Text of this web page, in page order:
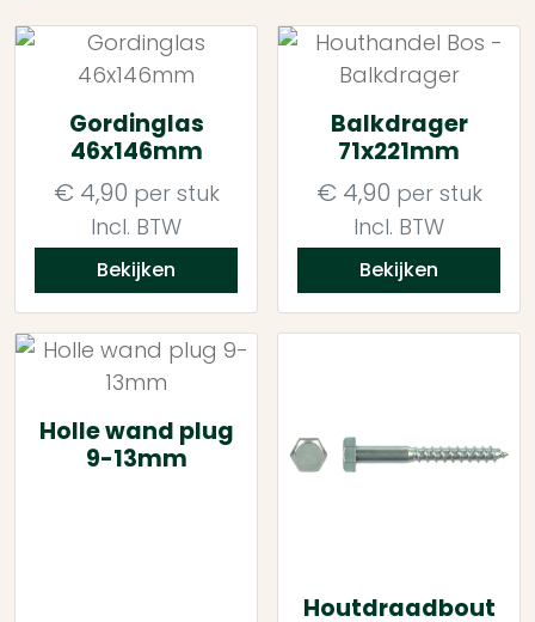
Gordinglas
46x146mm
€ 4,90 per stuk
Incl. BTW
Bekijken
Balkdrager
71x221mm
€ 4,90 per stuk
Incl. BTW
Bekijken
Holle wand plug
9-13mm
Houtdraadbout